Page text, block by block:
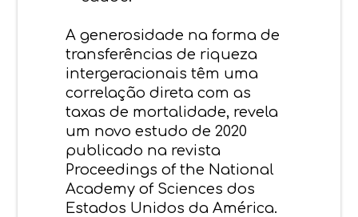
A generosidade na forma de
transferências de riqueza
intergeracionais têm uma
correlação direta com as
taxas de mortalidade, revela
um novo estudo de 2020
publicado na revista
Proceedings of the National
Academy of Sciences dos
Estados Unidos da América.